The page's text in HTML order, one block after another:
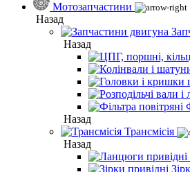
Мотозапчастини
Назад
Назад
Назад
Трансмісія
Назад